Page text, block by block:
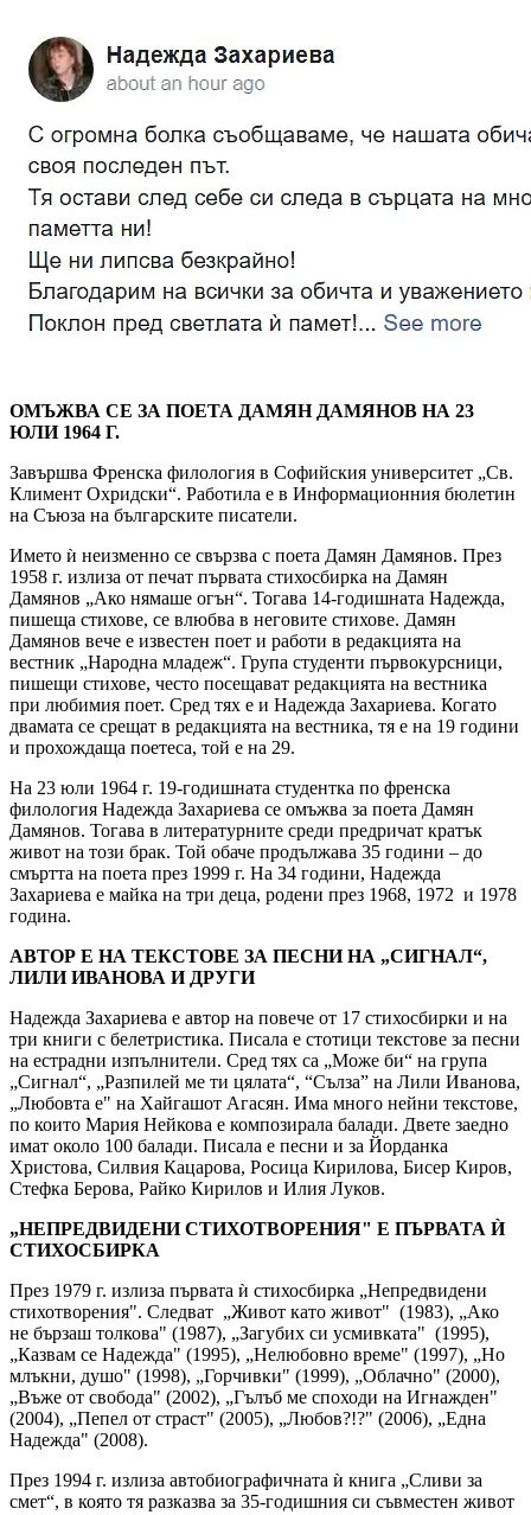
ОМЪЖВА СЕ ЗА ПОЕТА ДАМЯН ДАМЯНОВ НА 23
ЮЛИ 1964 Г.
Завършва Френска филология в Софийския университет „Св.
Климент Охридски“. Работила е в Информационния бюлетин
на Съюза на българските писатели.
Името ѝ неизменно се свързва с поета Дамян Дамянов. През
1958 г. излиза от печат първата стихосбирка на Дамян
Дамянов „Ако нямаше огън“. Тогава 14-годишната Надежда,
пишеща стихове, се влюбва в неговите стихове. Дамян
Дамянов вече е известен поет и работи в редакцията на
вестник „Народна младеж“. Група студенти първокурсници,
пишещи стихове, често посещават редакцията на вестника
при любимия поет. Сред тях е и Надежда Захариева. Когато
двамата се срещат в редакцията на вестника, тя е на 19 години
и прохождаща поетеса, той е на 29.
На 23 юли 1964 г. 19-годишната студентка по френска
филология Надежда Захариева се омъжва за поета Дамян
Дамянов. Тогава в литературните среди предричат кратък
живот на този брак. Той обаче продължава 35 години – до
смъртта на поета през 1999 г. На 34 години, Надежда
Захариева е майка на три деца, родени през 1968, 1972 и 1978
година.
АВТОР Е НА ТЕКСТОВЕ ЗА ПЕСНИ НА „СИГНАЛ“,
ЛИЛИ ИВАНОВА И ДРУГИ
Надежда Захариева е автор на повече от 17 стихосбирки и на
три книги с белетристика. Писала е стотици текстове за песни
на естрадни изпълнители. Сред тях са „Може би“ на група
„Сигнал“, „Разпилей ме ти цялата“, “Сълза” на Лили Иванова,
„Любовта е" на Хайгашот Агасян. Има много нейни текстове,
по които Мария Нейкова е композирала балади. Двете заедно
имат около 100 балади. Писала е песни и за Йорданка
Христова, Силвия Кацарова, Росица Кирилова, Бисер Киров,
Стефка Берова, Райко Кирилов и Илия Луков.
„НЕПРЕДВИДЕНИ СТИХОТВОРЕНИЯ" Е ПЪРВАТА Ѝ
СТИХОСБИРКА
През 1979 г. излиза първата ѝ стихосбирка „Непредвидени
стихотворения". Следват „Живот като живот" (1983), „Ако
не бързаш толкова" (1987), „Загубих си усмивката" (1995),
„Казвам се Надежда" (1995), „Нелюбовно време" (1997), „Но
млъкни, душо" (1998), „Горчивки" (1999), „Облачно" (2000),
„Въже от свобода" (2002), „Гълъб ме споходи на Игнажден"
(2004), „Пепел от страст" (2005), „Любов?!?" (2006), „Една
Надежда" (2008).
През 1994 г. излиза автобиографичната ѝ книга „Сливи за
смет“, в която тя разказва за 35-годишния си съвместен живот